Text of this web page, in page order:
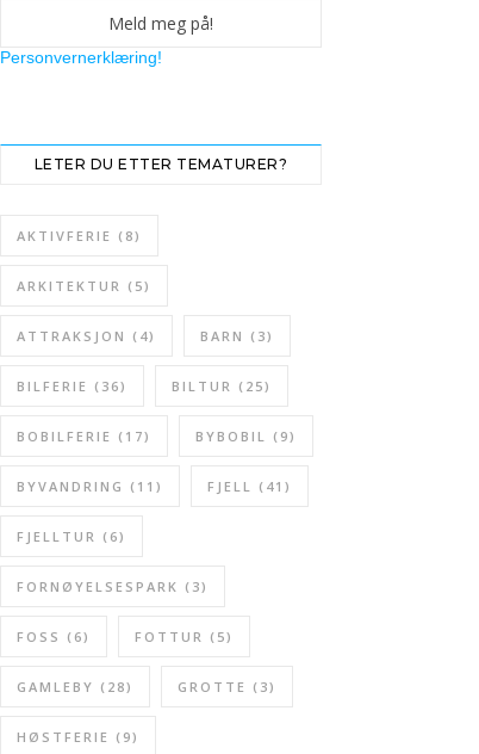
Personvernerklæring!
LETER DU ETTER TEMATURER?
AKTIVFERIE (8)
ARKITEKTUR (5)
ATTRAKSJON (4) BARN (3)
BILFERIE (36) BILTUR (25)
BOBILFERIE (17) BYBOBIL (9)
BYVANDRING (11) FJELL (41)
FJELLTUR (6)
FORNØYELSESPARK (3)
FOSS (6) FOTTUR (5)
GAMLEBY (28) GROTTE (3)
HØSTFERIE (9)